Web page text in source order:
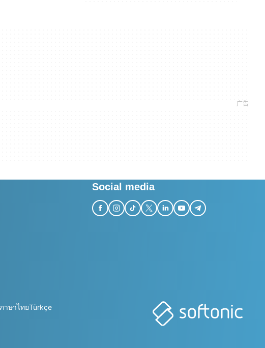
Social media
ภาษาไทยTürkçe